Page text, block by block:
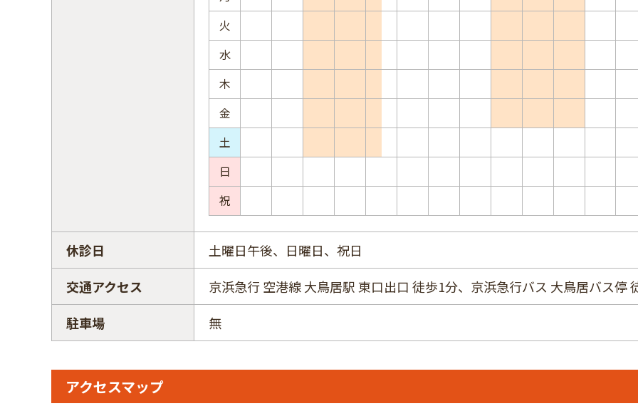
火
水
木
金
土
日
祝
休診日
土曜日午後、日曜日、祝日
交通アクセス
京浜急行 空港線 大鳥居駅 東口出口 徒歩1分、京浜急行バス 大鳥居バス停
駐車場
無
アクセスマップ